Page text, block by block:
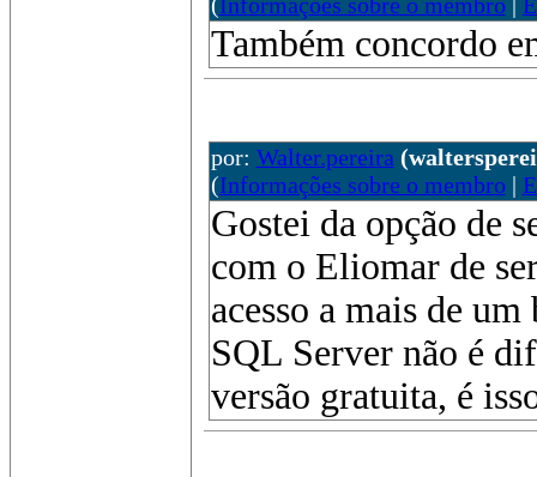
Também concordo
por: Walter.pereira
(Informações sobre o membro|
Gostei da opção de
com o Eliomar de
acesso a mais de
SQL Server não é
versão gratuita, é